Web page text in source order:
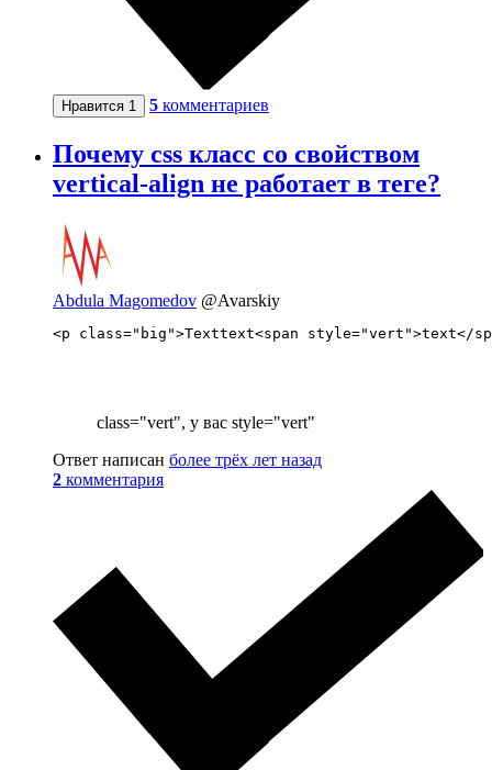
Нравится 1 5 комментариев
Почему css класс со свойством
vertical-align не работает в теге?
Abdula Magomedov @Avarskiy
<p class="big">Texttext<span style="vert">text</
class="vert", у вас style="vert"
Ответ написан более трёх лет назад
2 комментария